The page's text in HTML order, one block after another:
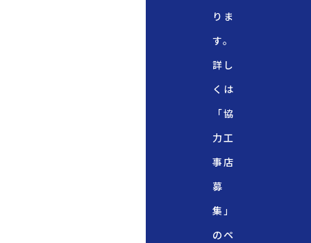
りま
す。
詳し
くは
「協
力工
事店
募
集」
のペ